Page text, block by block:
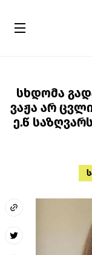
სხდომა
ვაჟა არ
ე.წ